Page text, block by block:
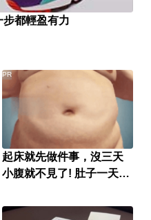
都輕盈有力
起床就先做件事，沒三天
小腹就不見了! 肚子一天天
PR